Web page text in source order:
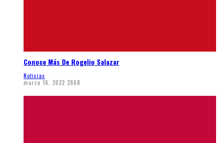
Conoce Más De Rogelio Salazar
Noticias
marzo 16, 2022 2868